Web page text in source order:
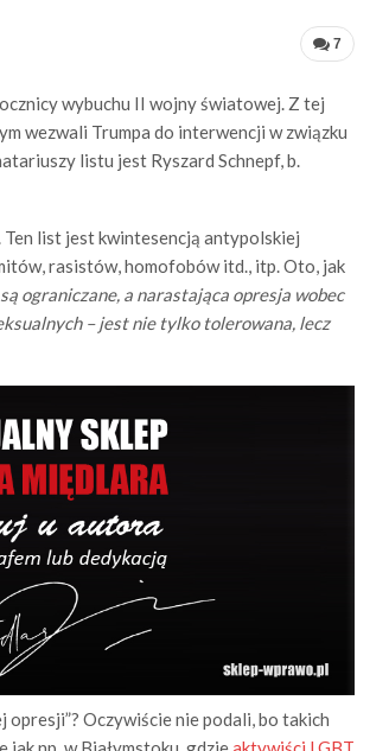
7
wybuchu II wojny światowej. Z tej
wezwali Trumpa do interwencji w związku
listu jest Ryszard Schnepf, b.
list jest kwintesencją antypolskiej
rasistów, homofobów itd., itp. Oto, jak
ograniczane, a narastająca opresja wobec
– jest nie tylko tolerowana, lecz
Oczywiście nie podali, bo takich